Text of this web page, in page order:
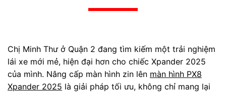
Chị Minh Thư ở Quận 2 đang tìm kiếm một trải nghiệm
lái xe mới mẻ, hiện đại hơn cho chiếc Xpander 2025
của mình. Nâng cấp màn hình zin lên màn hình PX8
Xpander 2025 là giải pháp tối ưu, không chỉ mang lại